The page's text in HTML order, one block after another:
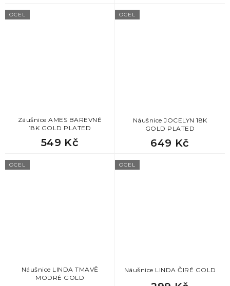
OCEL
Záušnice AMES BAREVNÉ
18K GOLD PLATED
549 Kč
OCEL
Náušnice JOCELYN 18K
GOLD PLATED
649 Kč
OCEL
Náušnice LINDA TMAVĚ
MODRÉ GOLD
OCEL
Náušnice LINDA ČIRÉ GOLD